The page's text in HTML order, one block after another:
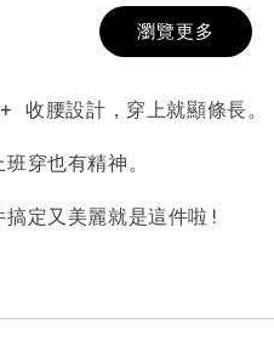
- +
希望相隨雙面T
NT$ 190
NT$ 450
-
瀏覽更多
腰設計，穿上就顯條長。
穿也有精神。
定又美麗就是這件啦!